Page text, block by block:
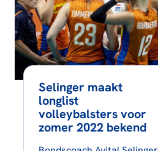
Selinger maakt
longlist
volleybalsters voor
zomer 2022 bekend